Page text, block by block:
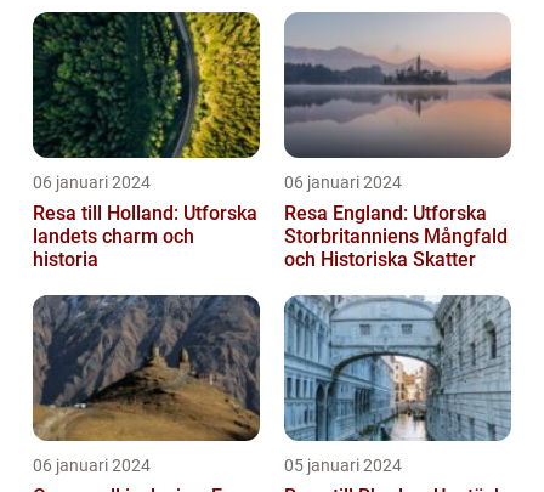
06 januari 2024
Resa till Holland: Utforska
landets charm och
historia
06 januari 2024
Resa England: Utforska
Storbritanniens Mångfald
och Historiska Skatter
06 januari 2024 05 januari 2024